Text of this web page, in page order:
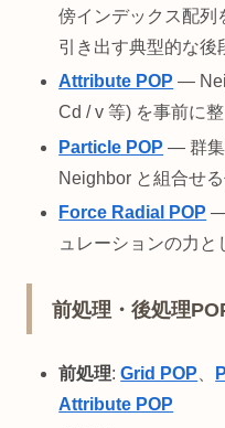
傍インデックス配列
引き出す典型的な後
Attribute POP —
Cd / v 等) を事前に
Particle POP — 群集
Neighbor と組合せ
Force Radial POP —
ュレーションの力
前処理・後処理
前処理:Grid POP
Attribute POP